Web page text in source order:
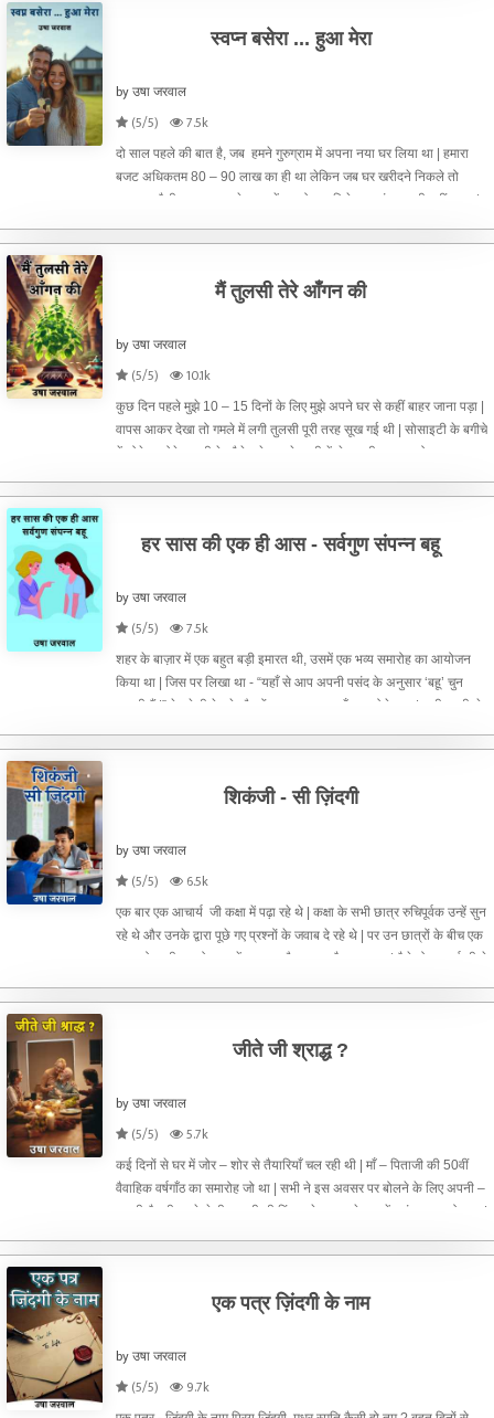
स्वप्न बसेरा ... हुआ मेरा
by उषा जरवाल
(5/5)
7.5k
दो साल पहले की बात है, जब हमने गुरुग्राम में अपना नया घर लिया था | हमारा
बजट अधिकतम 80 – 90 लाख का ही था लेकिन जब घर खरीदने निकले तो
गुरुग्राम जैसी जगह पर इतने बजट में घर तो खूब मिले पर पसंद एक भी नहीं आया |
मैं तुलसी तेरे आँगन की
by उषा जरवाल
(5/5)
10.1k
कुछ दिन पहले मुझे 10 – 15 दिनों के लिए मुझे अपने घर से कहीं बाहर जाना पड़ा |
वापस आकर देखा तो गमले में लगी तुलसी पूरी तरह सूख गई थी | सोसाइटी के बगीचे
में छोटे – छोटे तुलसी के पौधे लगे हुए थे, उसी में से तुलसी का एक छोटा – सा
हर सास की एक ही आस - सर्वगुण संपन्न बहू
by उषा जरवाल
(5/5)
7.5k
शहर के बाज़ार में एक बहुत बड़ी इमारत थी, उसमें एक भव्य समारोह का आयोजन
किया था | जिस पर लिखा था - “यहाँ से आप अपनी पसंद के अनुसार ‘बहू’ चुन
सकती हैं |” देखते ही देखते औरतों का एक हुजूम वहाँ जमा होने लगा | सभी जल्दी से
शिकंजी - सी ज़िंदगी
by उषा जरवाल
(5/5)
6.5k
एक बार एक आचार्य जी कक्षा में पढ़ा रहे थे | कक्षा के सभी छात्र रुचिपूर्वक उन्हें सुन
रहे थे और उनके द्वारा पूछे गए प्रश्नों के जवाब दे रहे थे | पर उन छात्रों के बीच एक
छात्र ऐसा भी था जो कक्षा में चुपचाप और गुमसुम बैठा हुआ था | वैसे तो आचार्य जी ने
जीते जी श्राद्ध ?
by उषा जरवाल
(5/5)
5.7k
कई दिनों से घर में जोर – शोर से तैयारियाँ चल रही थी | माँ – पिताजी की 50वीं
वैवाहिक वर्षगाँठ का समारोह जो था | सभी ने इस अवसर पर बोलने के लिए अपनी –
अपनी तैयारी पहले से ही कर ली थी किंतु ज्येष्ठ पुत्र के मन में भयंकर ऊहापोह था |
एक पत्र ज़िंदगी के नाम
by उषा जरवाल
(5/5)
9.7k